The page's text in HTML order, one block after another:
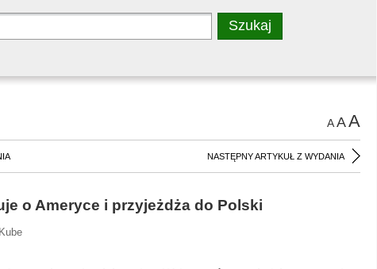
AAA
NASTĘPNY ARTYKUŁ Z WYDANIA
o Ameryce i przyjeżdża do Polski